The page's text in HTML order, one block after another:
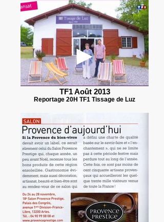
TF1 Août 2013
Reportage 20H TF1 Tissage de Luz